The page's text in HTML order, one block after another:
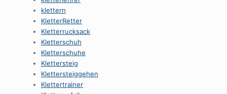
klettern
KletterRetter
Kletterrucksack
Kletterschuh
Kletterschuhe
Klettersteig
Klettersteiggehen
Klettertrainer